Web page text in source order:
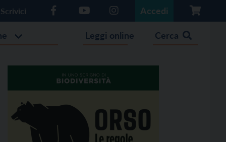
Scrivici Accedi
Leggi online Cerca